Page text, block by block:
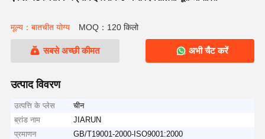
मूल्य：बातचीत योग्य MOQ：120 किलो
सबसे अच्छी कीमत अभी चैट करें
उत्पाद विवरण
उत्पत्ति के प्लेस
चीन
ब्रांड नाम
JIARUN
प्रमाणन
GB/T19001-2000-ISO9001:2000